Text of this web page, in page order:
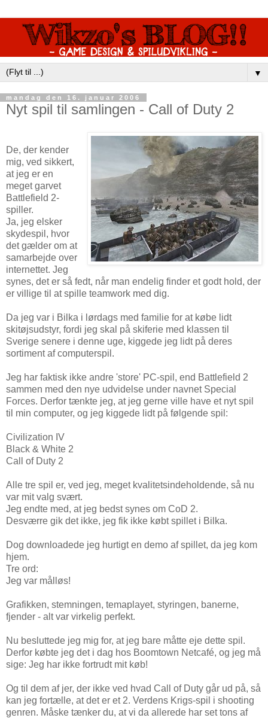
▼
mandag den 16. januar 2006
Nyt spil til samlingen - Call of Duty 2
De, der kender
mig, ved sikkert,
at jeg er en
meget garvet
Battlefield 2-
spiller.
Ja, jeg elsker
skydespil, hvor
det gælder om at
samarbejde over
internettet. Jeg
synes, det er så fedt, når man endelig finder et godt hold, der
er villige til at spille teamwork med dig.
Da jeg var i Bilka i lørdags med familie for at købe lidt
skitøjsudstyr, fordi jeg skal på skiferie med klassen til
Sverige senere i denne uge, kiggede jeg lidt på deres
sortiment af computerspil.
Jeg har faktisk ikke andre 'store' PC-spil, end Battlefield 2
sammen med den nye udvidelse under navnet Special
Forces. Derfor tænkte jeg, at jeg gerne ville have et nyt spil
til min computer, og jeg kiggede lidt på følgende spil:
Civilization IV
Black & White 2
Call of Duty 2
Alle tre spil er, ved jeg, meget kvalitetsindeholdende, så nu
var mit valg svært.
Jeg endte med, at jeg bedst synes om CoD 2.
Desværre gik det ikke, jeg fik ikke købt spillet i Bilka.
Dog downloadede jeg hurtigt en demo af spillet, da jeg kom
hjem.
Tre ord:
Jeg var målløs!
Grafikken, stemningen, temaplayet, styringen, banerne,
fjender - alt var virkelig perfekt.
Nu besluttede jeg mig for, at jeg bare måtte eje dette spil.
Derfor købte jeg det i dag hos Boomtown Netcafé, og jeg må
sige: Jeg har ikke fortrudt mit køb!
Og til dem af jer, der ikke ved hvad Call of Duty går ud på, så
kan jeg fortælle, at det er et 2. Verdens Krigs-spil i shooting
genren. Måske tænker du, at vi da allerede har set tons af